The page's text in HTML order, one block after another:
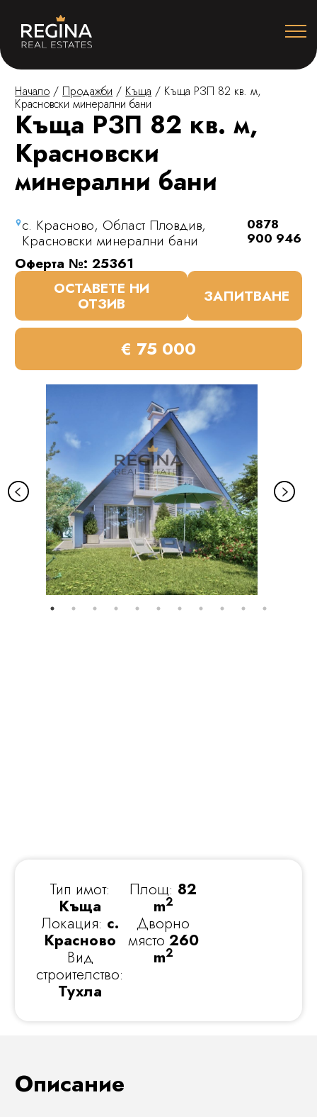
Начало / Продажби / Къща / Къща РЗП 82 кв. м,
Красновски минерални бани
Къща РЗП 82 кв. м,
Красновски
минерални бани
с. Красново, Област Пловдив,
Красновски минерални бани
0878
900 946
Оферта №: 25361
ОСТАВЕТЕ НИ
ОТЗИВ ЗАПИТВАНЕ
€ 75 000
Тип имот:
Къща
Локация: с.
Красново
Вид
строителство:
Тухла
Площ: 82
m2
Дворно
място 260
m2
Описание